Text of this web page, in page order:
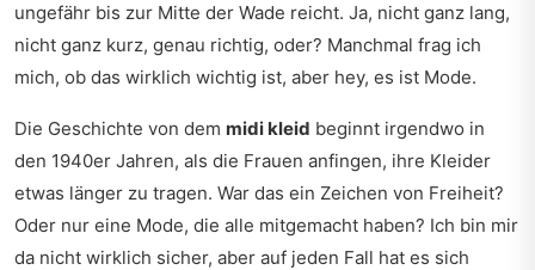
ungefähr bis zur Mitte der Wade reicht. Ja, nicht ganz lang,
nicht ganz kurz, genau richtig, oder? Manchmal frag ich
mich, ob das wirklich wichtig ist, aber hey, es ist Mode.
Die Geschichte von dem midi kleid beginnt irgendwo in
den 1940er Jahren, als die Frauen anfingen, ihre Kleider
etwas länger zu tragen. War das ein Zeichen von Freiheit?
Oder nur eine Mode, die alle mitgemacht haben? Ich bin mir
da nicht wirklich sicher, aber auf jeden Fall hat es sich